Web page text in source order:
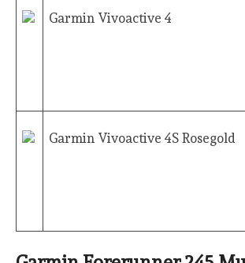
Garmin Vivoactive 4
Garmin Vivoactive 4S Rosegold